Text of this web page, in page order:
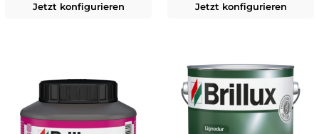
Jetzt konfigurieren Jetzt konfigurieren